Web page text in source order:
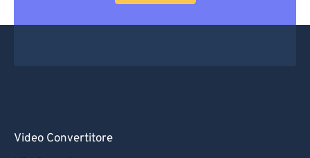
Video Convertitore